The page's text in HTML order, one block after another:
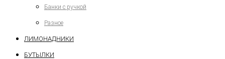
Банки с ручкой
Разное
ЛИМОНАДНИКИ
БУТЫЛКИ